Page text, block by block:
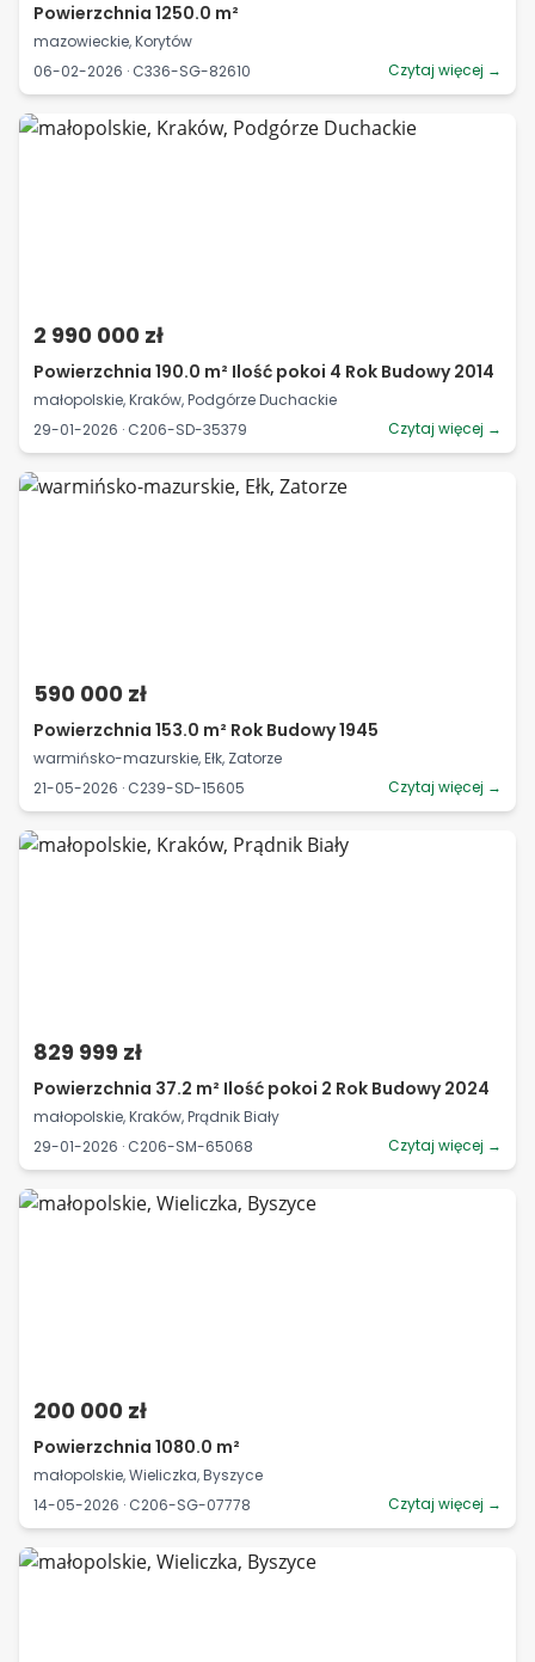
Powierzchnia 1250.0 m²
mazowieckie, Korytów
06-02-2026 · C336-SG-82610
Czytaj więcej →
2 990 000 zł
Powierzchnia 190.0 m² Ilość pokoi 4 Rok Budowy 2014
małopolskie, Kraków, Podgórze Duchackie
29-01-2026 · C206-SD-35379
Czytaj więcej →
590 000 zł
Powierzchnia 153.0 m² Rok Budowy 1945
warmińsko-mazurskie, Ełk, Zatorze
21-05-2026 · C239-SD-15605
Czytaj więcej →
829 999 zł
Powierzchnia 37.2 m² Ilość pokoi 2 Rok Budowy 2024
małopolskie, Kraków, Prądnik Biały
29-01-2026 · C206-SM-65068
Czytaj więcej →
200 000 zł
Powierzchnia 1080.0 m²
małopolskie, Wieliczka, Byszyce
14-05-2026 · C206-SG-07778
Czytaj więcej →